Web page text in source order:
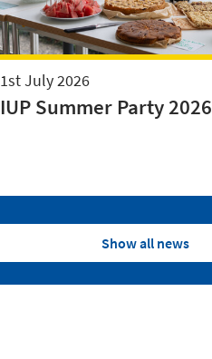
1st July 2026
IUP Summer Party 2026
Show all news